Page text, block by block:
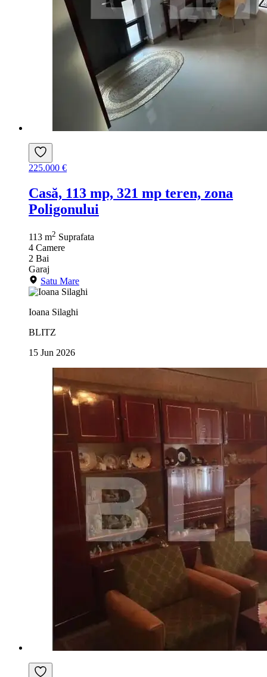
225.000 €
Casă, 113 mp, 321 mp teren, zona
Poligonului
113 m2 Suprafata
4 Camere
2 Bai
Garaj
Satu Mare
Ioana Silaghi
BLITZ
15 Jun 2026